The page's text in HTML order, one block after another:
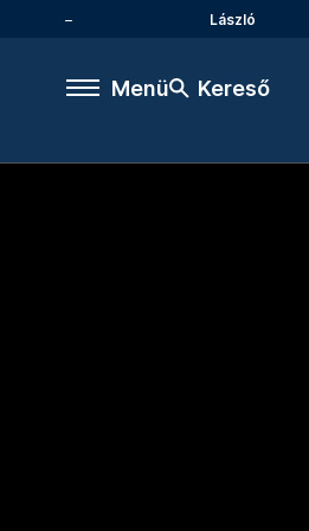
László
Menü Kereső